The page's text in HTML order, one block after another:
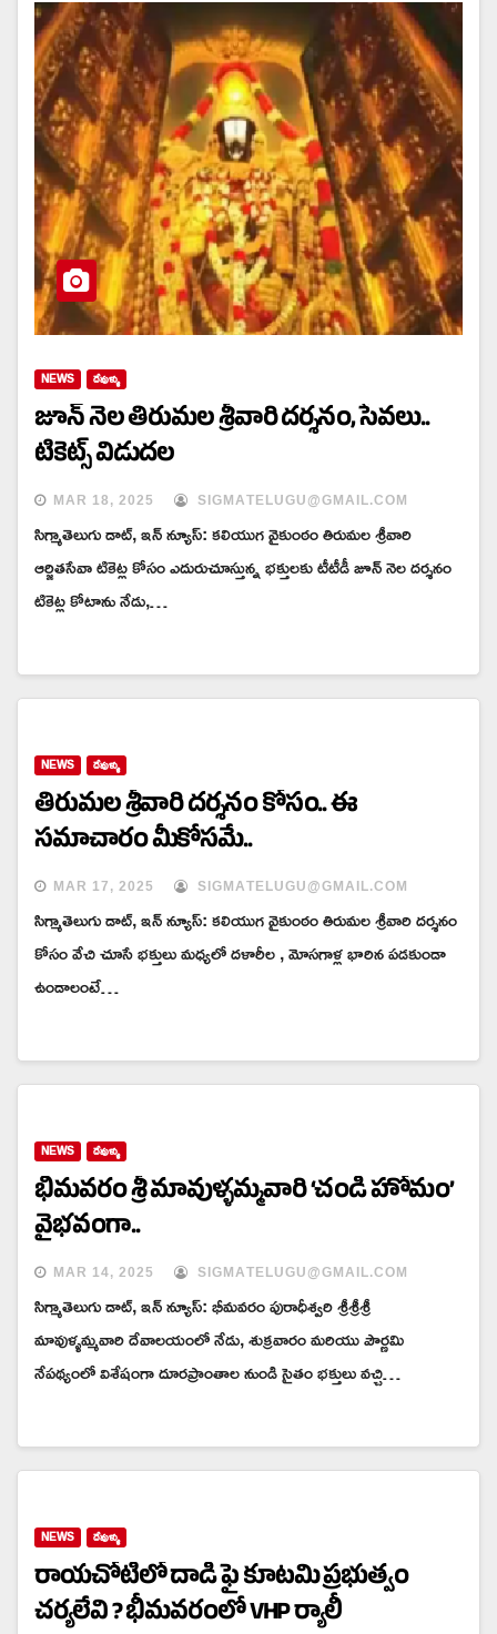
NEWS దేవుళ్ళు
జూన్ నెల తిరుమల శ్రీవారి దర్శనం, సేవలు..
టికెట్స్ విడుదల
MAR 18, 2025 SIGMATELUGU@GMAIL.COM
సిగ్మాతెలుగు డాట్, ఇన్ న్యూస్: కలియుగ వైకుంఠం తిరుమల శ్రీ‌వారి
ఆర్జితసేవా టికెట్ల కోసం ఎదురుచూస్తున్న భక్తులకు టీటీడీ జూన్ నెల దర్శనం
టికెట్ల కోటాను నేడు,…
NEWS దేవుళ్ళు
తిరుమల శ్రీవారి దర్శనం కోసం.. ఈ
సమాచారం మీకోసమే..
MAR 17, 2025 SIGMATELUGU@GMAIL.COM
సిగ్మాతెలుగు డాట్, ఇన్ న్యూస్: కలియుగ వైకుంఠం తిరుమల శ్రీవారి దర్శనం
కోసం వేచి చూసే భక్తులు మధ్యలో దళారీల , మోసగాళ్ల భారిన పడకుండా
ఉండాలంటే…
NEWS దేవుళ్ళు
భీమవరం శ్రీ మావుళ్ళమ్మవారి ‘చండి హోమం’
వైభవంగా..
MAR 14, 2025 SIGMATELUGU@GMAIL.COM
సిగ్మాతెలుగు డాట్, ఇన్ న్యూస్: భీమవరం పురాధీశ్వరి శ్రీశ్రీశ్రీ
మావుళ్ళమ్మవారి దేవాలయంలో నేడు, శుక్రవారం మరియు పౌర్ణమి
నేపథ్యంలో విశేషంగా దూరప్రాంతాల నుండి సైతం భక్తులు వచ్చి…
NEWS దేవుళ్ళు
రాయచోటిలో దాడి ఫై కూటమి ప్రభుత్వం
చర్యలేవి ? భీమవరంలో VHP ర్యాలీ